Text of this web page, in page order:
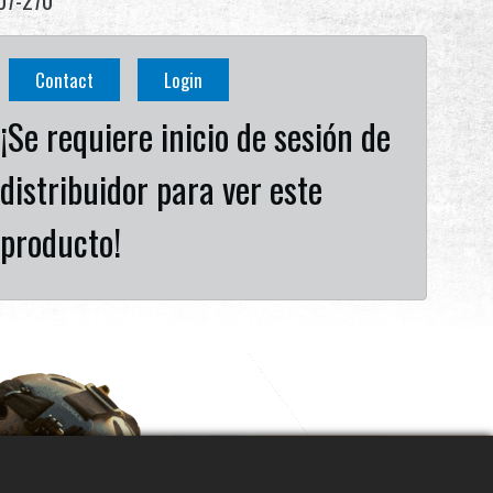
Contact Login
¡Se requiere inicio de sesión de
distribuidor para ver este
producto!